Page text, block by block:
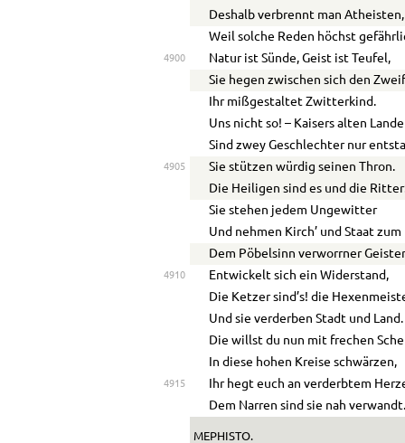
Deshalb verbrennt man Atheisten,
Weil solche Reden höchst
4900
Natur ist Sünde, Geist ist Teufel,
Sie hegen zwischen sich den
Ihr mißgestaltet Zwitterkind.
Uns nicht so! – Kaisers alten
Sind zwey Geschlechter nur
4905
Sie stützen würdig seinen Thron.
Die Heiligen sind es und die
Sie stehen jedem Ungewitter
Und nehmen Kirch’ und Staat zum
Dem Pöbelsinn verworrner
4910
Entwickelt sich ein Widerstand,
Die Ketzer sind’s! die
Und sie verderben Stadt und Land.
Die willst du nun mit frechen
In diese hohen Kreise schwärzen,
4915
Ihr hegt euch an verderbtem
Dem Narren sind sie nah
MEPHISTO.